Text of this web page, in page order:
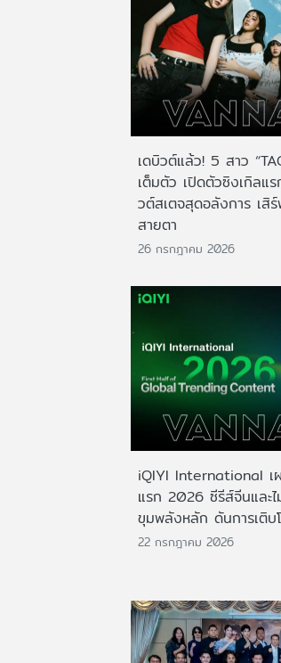
เดบิวต์แล้ว! 5 สาว
เต็มตัว เปิดตัวซิงเกิลแ
วต์สเตจสุดอลังการ เสิ
สายตา
26 กรกฎาคม 2026
iQIYI International เ
แรก 2026 ซีรีส์จีนและ
ขุมพลังหลัก ดันการเติบ
22 กรกฎาคม 2026